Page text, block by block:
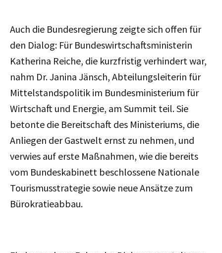
Auch die Bundesregierung zeigte sich offen für
den Dialog: Für Bundeswirtschaftsministerin
Katherina Reiche, die kurzfristig verhindert war,
nahm Dr. Janina Jänsch, Abteilungsleiterin für
Mittelstandspolitik im Bundesministerium für
Wirtschaft und Energie, am Summit teil. Sie
betonte die Bereitschaft des Ministeriums, die
Anliegen der Gastwelt ernst zu nehmen, und
verwies auf erste Maßnahmen, wie die bereits
vom Bundeskabinett beschlossene Nationale
Tourismusstrategie sowie neue Ansätze zum
Bürokratieabbau.